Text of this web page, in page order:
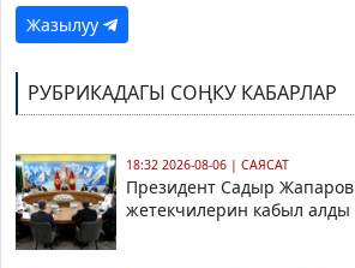
Жазылуу
РУБРИКАДАГЫ СОҢКУ КАБАРЛАР
18:32 2026-08-06 | САЯСАТ
Президент Садыр
жетекчилерин кабыл алды